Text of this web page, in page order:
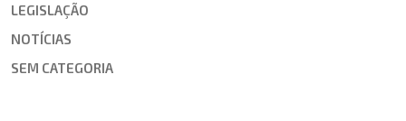
LEGISLAÇÃO
NOTÍCIAS
SEM CATEGORIA